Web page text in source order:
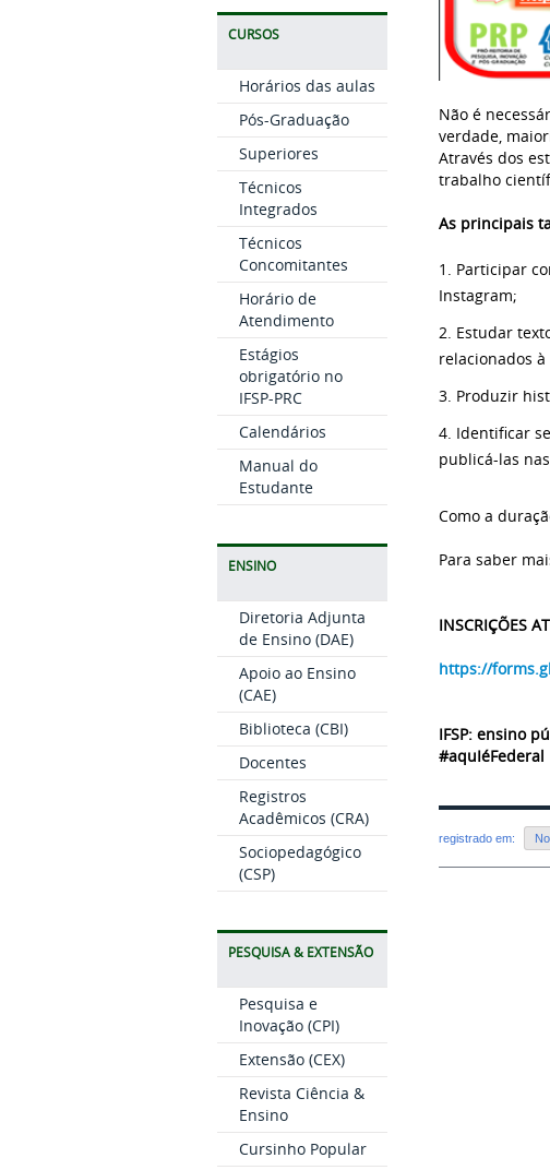
CURSOS
Horários das aulas
Pós-Graduação
Superiores
Técnicos
Integrados
Técnicos
Concomitantes
Horário de
Atendimento
Estágios
obrigatório no
IFSP-PRC
Calendários
Manual do
Estudante
ENSINO
Diretoria Adjunta
de Ensino (DAE)
Apoio ao Ensino
(CAE)
Biblioteca (CBI)
Docentes
Registros
Acadêmicos (CRA)
Sociopedagógico
(CSP)
PESQUISA & EXTENSÃO
Pesquisa e
Inovação (CPI)
Extensão (CEX)
Revista Ciência &
Ensino
Cursinho Popular
Não é
verdade,
Através dos
trabalho
As principais
1. Participar
Instagram;
2. Estudar
relacionados
3. Produzir
4. Identificar
publicá-las
Como a
Para saber
INSCRIÇÕES
https://
IFSP: ensino
#aquIéFederal
registrado em: